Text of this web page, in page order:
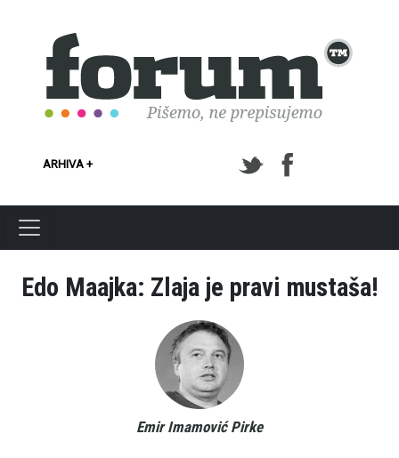
ARHIVA +
Edo Maajka: Zlaja je pravi mustaša!
Emir Imamović Pirke